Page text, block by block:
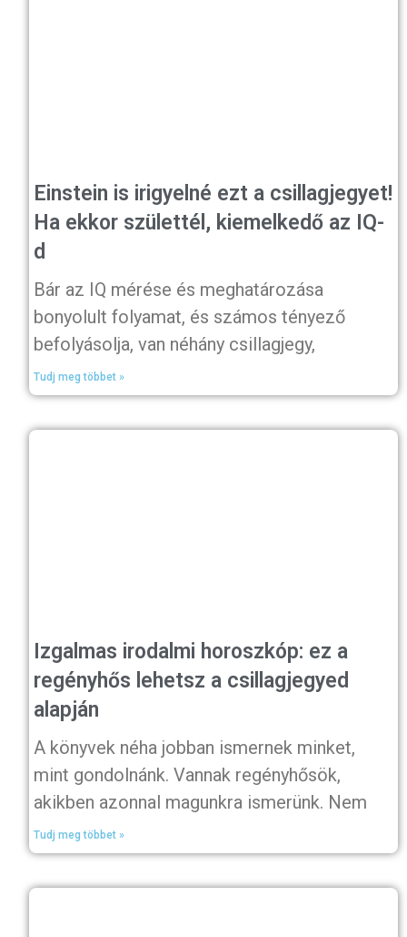
Einstein is irigyelné ezt a csillagjegyet!
Ha ekkor születtél, kiemelkedő az IQ-
d
Bár az IQ mérése és meghatározása
bonyolult folyamat, és számos tényező
befolyásolja, van néhány csillagjegy,
Tudj meg többet »
Izgalmas irodalmi horoszkóp: ez a
regényhős lehetsz a csillagjegyed
alapján
A könyvek néha jobban ismernek minket,
mint gondolnánk. Vannak regényhősök,
akikben azonnal magunkra ismerünk. Nem
Tudj meg többet »